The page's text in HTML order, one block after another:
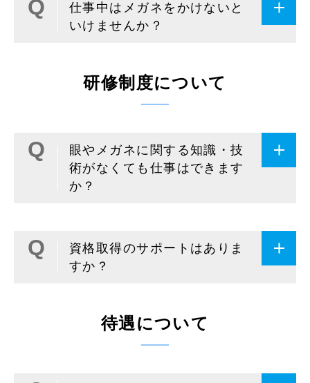
仕事中はメガネをかけないと
いけませんか？
研修制度について
眼やメガネに関する知識・技
術がなくても仕事はできます
か？
資格取得のサポートはありま
すか？
待遇について